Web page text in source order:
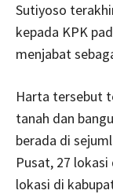
Sutiyoso
kepada KPK
menjabat
Harta tersebut
tanah dan
berada di
Pusat, 27
lokasi di